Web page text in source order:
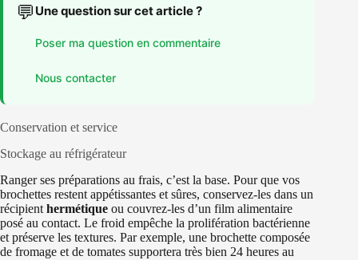
💬 Une question sur cet article ?
Poser ma question en commentaire
Nous contacter
Conservation et service
Stockage au réfrigérateur
Ranger ses préparations au frais, c’est la base. Pour que vos
brochettes restent appétissantes et sûres, conservez-les dans un
récipient hermétique ou couvrez-les d’un film alimentaire
posé au contact. Le froid empêche la prolifération bactérienne
et préserve les textures. Par exemple, une brochette composée
de fromage et de tomates supportera très bien 24 heures au